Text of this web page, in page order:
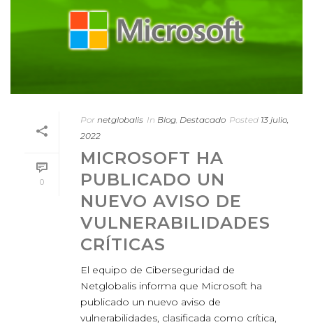
0
Por netglobalis In Blog, Destacado Posted 13 julio,
2022
MICROSOFT HA
PUBLICADO UN
NUEVO AVISO DE
VULNERABILIDADES
CRÍTICAS
El equipo de Ciberseguridad de
Netglobalis informa que Microsoft ha
publicado un nuevo aviso de
vulnerabilidades, clasificada como crítica,